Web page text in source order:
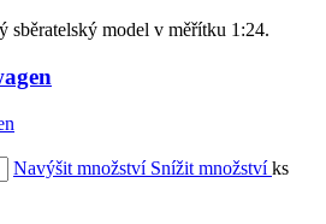
sběratelský model v měřítku 1:24.
Navýšit množství Snížit množstvíks